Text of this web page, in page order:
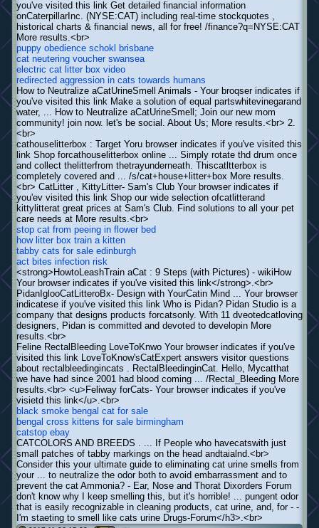
you've visited this link Get detailed financial information
onCaterpillarInc. (NYSE:CAT) including real-time stockquotes ,
historical charts & financial news, all for free! /finance?q=NYSE:CAT
More results.<br>
puppy obedience schokl brisbane
cat neutering voucher swansea
electric cat litter box video
redirected aggression in cats towards humans
How to Neutralize aCatUrineSmell Animals - Your broqser indicates if
you've visited this link Make a solution of equal partswhitevinegarand
water, ... How to Neutralize aCatUrineSmell; Join our new mom
community! join now. let's be social. About Us; More results.<br> 2.
<br>
cathouselitterbox : Target Yoru browser indicates if you've visited this
link Shop forcathouselitterbox online ... Simply rotate thd drum once
and collect thelitterfrom thetrayunderneath. Thiscatltterbox is
completely covered and ... /s/cat+house+litter+box More results.
<br> CatLitter , KittyLitter- Sam's Club Your browser indicates if
you'ev visited this link Shop our wide selection ofcatlitterand
kittylitterat great prices at Sam's Club. Find solutions to all your pet
care needs at More results.<br>
stop cat from peeing in flower bed
how litter box train a kitten
tabby cats for sale edinburgh
act bites infection risk
<strong>HowtoLeashTrain aCat : 9 Steps (with Pictures) - wikiHow
Your browser indicates if you've visited this link</strong>.<br>
PidanIglooCatLitteroBx- Design with YourCatin Mind ... Your browser
indicatese if you've visited this link Who is Pidan? Pidan Studio is a
company that designs products forcatsonly. With 11 dveotedcatloving
designers, Pidan is committed and devoted to developin More
results.<br>
Feline RectalBleeding LoveToKnwo Your browser indicates if you've
visited this link LoveToKnow'sCatExpert answers visitor questions
about rectalbleedingincats . RectalBleedinginCat. Hello, Mycatthat
we have had since 2001 had blood coming ... /Rectal_Bleeding More
results.<br> <u>Feliway forCats- Your browser indicates if you've
visietd this link</u>.<br>
black smoke bengal cat for sale
bengal cross kittens for sale birmingham
catstop ebay
CATCOLORS AND BREEDS . ... If People who havecatswith just
small patches of tabby markings on the head andtaialnd.<br>
Consider this your ultimate guide to eliminating cat urine smells from
your ... to neutralize the odor both to avoid embarrassment and to
prevent the cat Ammonia? - Ear, Nose and Thorat Dixorders Forum
don't know why I keep smelling this, but it's horrible! ... pungent odor
that is easily recognizable in cleaning products, cat urine, and, for - -
I'm staeting to smell like cats urine Drugs-Forum</h3>.<br>